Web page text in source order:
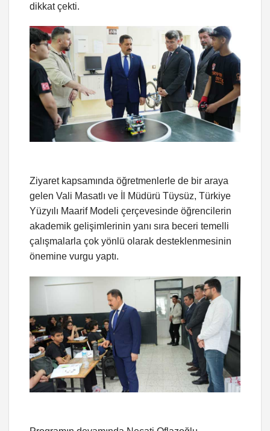
dikkat çekti.
Ziyaret kapsamında öğretmenlerle de bir araya
gelen Vali Masatlı ve İl Müdürü Tüysüz, Türkiye
Yüzyılı Maarif Modeli çerçevesinde öğrencilerin
akademik gelişimlerinin yanı sıra beceri temelli
çalışmalarla çok yönlü olarak desteklenmesinin
önemine vurgu yaptı.